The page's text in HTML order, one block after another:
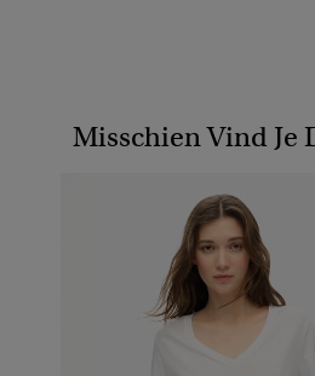
Misschien Vind Je